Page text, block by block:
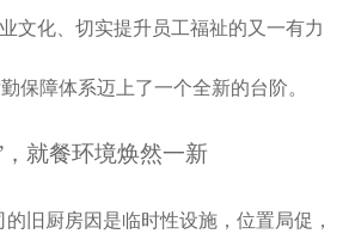
文化、切实提升员工福祉的又一有力
保障体系迈上了一个全新的台阶。
，就餐环境焕然一新
的旧厨房因是临时性设施，位置局促，